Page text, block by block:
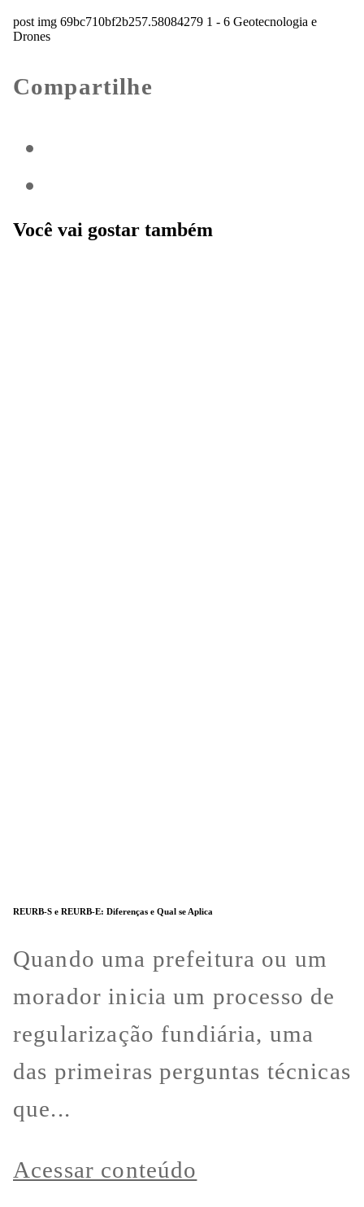
post img 69bc710bf2b257.58084279 1 - 6 Geotecnologia e
Drones
Compartilhe
Você vai gostar também
REURB-S e REURB-E: Diferenças e Qual se Aplica
Quando uma prefeitura ou um
morador inicia um processo de
regularização fundiária, uma
das primeiras perguntas técnicas
que...
Acessar conteúdo